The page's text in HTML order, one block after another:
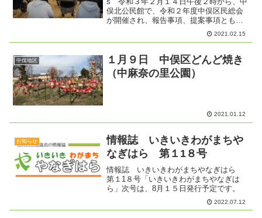
俣北公民館で、令和２年度中俣区民総会
が開催され、報告事項、提案事項とも賛
成多数で原案どおり承認されました。
また、同日行われた代理区長選挙では、
よし）さんが、令和３年...
2021.02.15
中俣地区
１月９日 中俣区どんど焼き
（中麻奈の里公園）
2021.01.12
お知らせ
情報誌 いきいきわがまちや
なぎはら 第１1８号
情報誌 いきいきわがまちやなぎはら
第１1８号「いきいきわがまちやなぎは
ら」次号は、8月１５日発行予定です。
2022.07.12